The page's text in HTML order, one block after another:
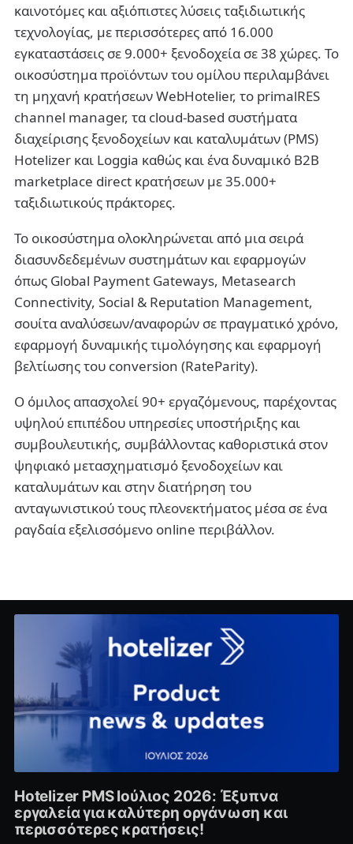
καινοτόμες και αξιόπιστες λύσεις ταξιδιωτικής
τεχνολογίας, με περισσότερες από 16.000
εγκαταστάσεις σε 9.000+ ξενοδοχεία σε 38 χώρες. Το
οικοσύστημα προϊόντων του ομίλου περιλαμβάνει
τη μηχανή κρατήσεων WebHotelier, το primalRES
channel manager, τα cloud-based συστήματα
διαχείρισης ξενοδοχείων και καταλυμάτων (PMS)
Hotelizer και Loggia καθώς και ένα δυναμικό Β2Β
marketplace direct κρατήσεων με 35.000+
ταξιδιωτικούς πράκτορες.
Το οικοσύστημα ολοκληρώνεται από μια σειρά
διασυνδεδεμένων συστημάτων και εφαρμογών
όπως Global Payment Gateways, Metasearch
Connectivity, Social & Reputation Management,
σουίτα αναλύσεων/αναφορών σε πραγματικό χρόνο,
εφαρμογή δυναμικής τιμολόγησης και εφαρμογή
βελτίωσης του conversion (RateParity).
Ο όμιλος απασχολεί 90+ εργαζόμενους, παρέχοντας
υψηλού επιπέδου υπηρεσίες υποστήριξης και
συμβουλευτικής, συμβάλλοντας καθοριστικά στον
ψηφιακό μετασχηματισμό ξενοδοχείων και
καταλυμάτων και στην διατήρηση του
ανταγωνιστικού τους πλεονεκτήματος μέσα σε ένα
ραγδαία εξελισσόμενο online περιβάλλον.
Hotelizer PMS Ιούλιος 2026: Έξυπνα
εργαλεία για καλύτερη οργάνωση και
περισσότερες κρατήσεις!